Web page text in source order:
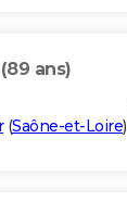
(89 ans)
(Saône-et-Loire)